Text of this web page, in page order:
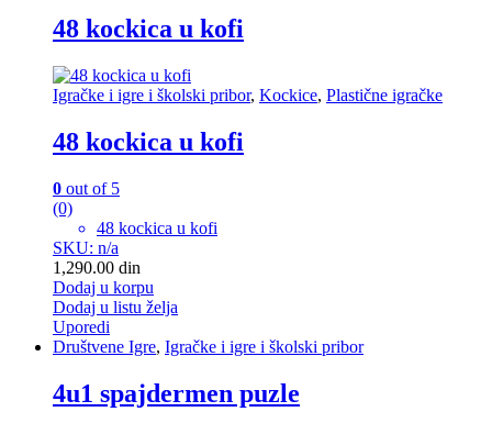
48 kockica u kofi
Igračke i igre i školski pribor, Kockice, Plastične igračke
48 kockica u kofi
0 out of 5
(0)
48 kockica u kofi
SKU: n/a
1,290.00 din
Dodaj u korpu
Dodaj u listu želja
Uporedi
Društvene Igre, Igračke i igre i školski pribor
4u1 spajdermen puzle